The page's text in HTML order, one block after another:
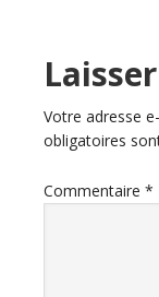
Votre adresse
obligatoires
Commentaire *